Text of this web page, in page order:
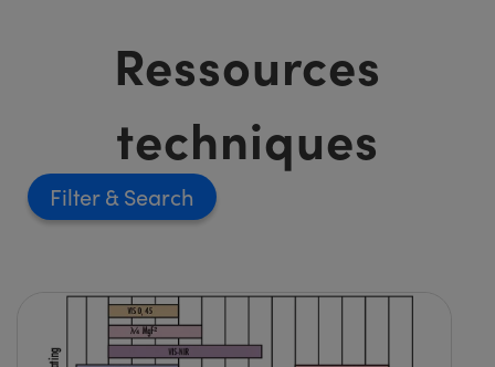
Ressources
techniques
Filter